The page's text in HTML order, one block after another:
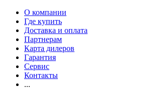
О компании
Где купить
Доставка и оплата
Партнерам
Карта дилеров
Гарантия
Сервис
Контакты
...